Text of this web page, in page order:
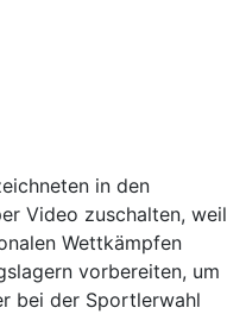
in den
Video zuschalten, weil
Wettkämpfen
vorbereiten, um
bei der Sportlerwahl